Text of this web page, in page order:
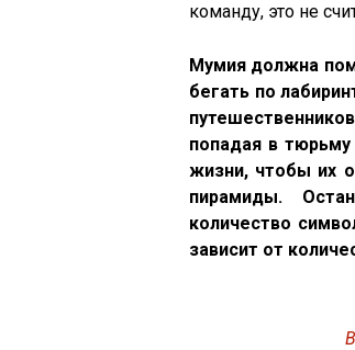
команду, это не
Мумия должна
бегать по
попадая в
жизни, чтобы их
пирамиды.
количество
зависит от